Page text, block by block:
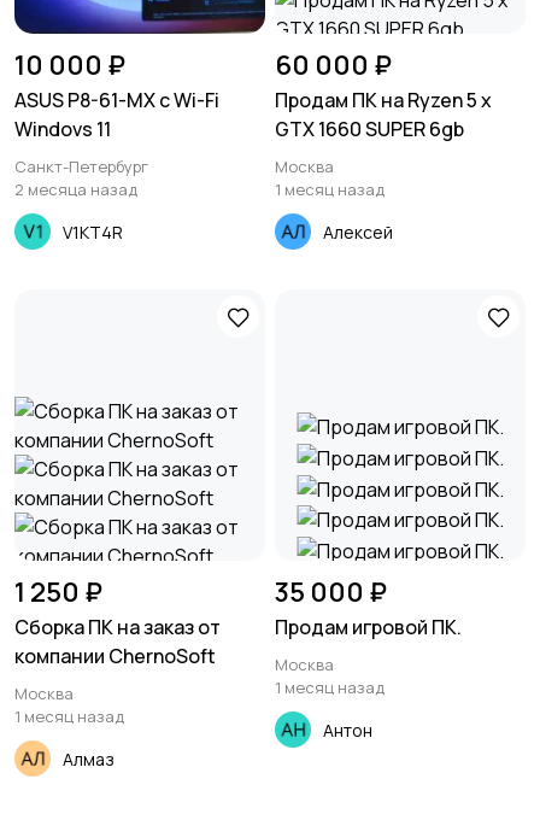
10 000 ₽
ASUS P8-61-MX с Wi-Fi
Windovs 11
Санкт-Петербург
2 месяца назад
V1KT4R
60 000 ₽
Продам ПК на Ryzen 5 x
GTX 1660 SUPER 6gb
Москва
1 месяц назад
Алексей
1 250 ₽
Сборка ПК на заказ от
компании ChernoSoft
Москва
1 месяц назад
Алмаз
35 000 ₽
Продам игровой ПК.
Москва
1 месяц назад
Антон